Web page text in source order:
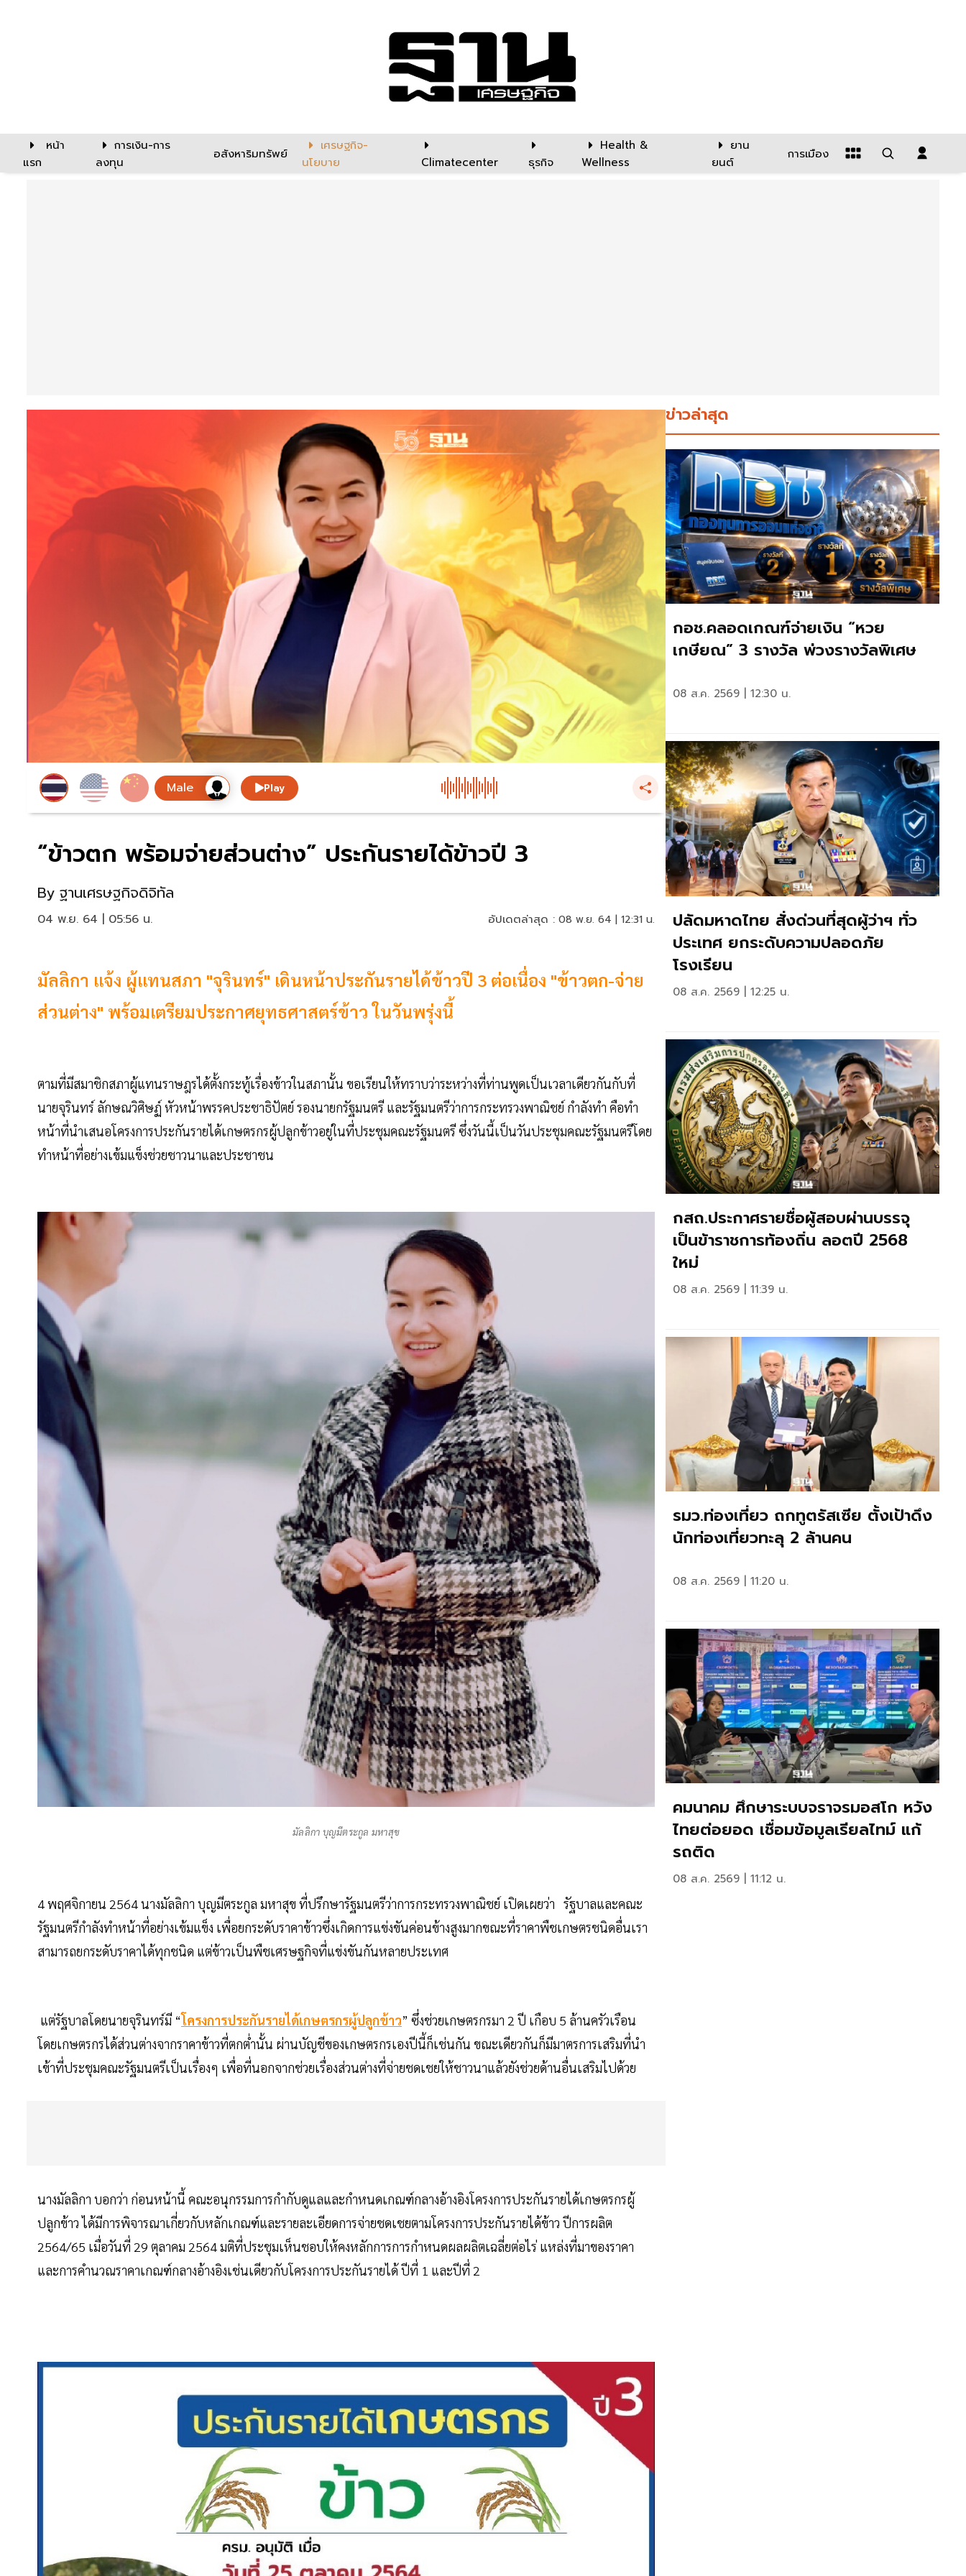
หน้า
แรก
การเงิน-การ
ลงทุน
อสังหาริมทรัพย์
เศรษฐกิจ-
นโยบาย
Climatecenter ธุรกิจ
Health &
Wellness
ยาน
ยนต์
การเมือง
Play
“ข้าวตก พร้อมจ่ายส่วนต่าง” ประกันรายได้ข้าวปี 3
By ฐานเศรษฐกิจดิจิทัล
04 พ.ย. 64 | 05:56 น. อัปเดตล่าสุด : 08 พ.ย. 64 | 12:31 น.
มัลลิกา แจ้ง ผู้แทนสภา "จุรินทร์" เดินหน้าประกันรายได้ข้าวปี 3 ต่อเนื่อง "ข้าวตก-จ่าย
ส่วนต่าง" พร้อมเตรียมประกาศยุทธศาสตร์ข้าว ในวันพรุ่งนี้
ตามที่มีสมาชิกสภาผู้แทนราษฎรได้ตั้งกระทู้เรื่องข้าวในสภานั้น ขอเรียนให้ทราบว่าระหว่างที่ท่านพูดเป็นเวลาเดียวกันกับที่
นายจุรินทร์ ลักษณวิศิษฏ์ หัวหน้าพรรคประชาธิปัตย์ รองนายกรัฐมนตรี และรัฐมนตรีว่าการกระทรวงพาณิชย์ กำลังทำ คือทำ
หน้าที่นำเสนอโครงการประกันรายได้เกษตรกรผู้ปลูกข้าวอยู่ในที่ประชุมคณะรัฐมนตรี ซึ่งวันนี้เป็นวันประชุมคณะรัฐมนตรีโดย
ทำหน้าที่อย่างเข้มแข็งช่วยชาวนาและประชาชน
มัลลิกา บุญมีตระกูล มหาสุข
4 พฤศจิกายน 2564 นางมัลลิกา บุญมีตระกูล มหาสุข ที่ปรึกษารัฐมนตรีว่าการกระทรวงพาณิชย์ เปิดเผยว่า รัฐบาลและคณะ
รัฐมนตรีกำลังทำหน้าที่อย่างเข้มแข็ง เพื่อยกระดับราคาข้าวซึ่งเกิดการแข่งขันค่อนข้างสูงมากขณะที่ราคาพืชเกษตรชนิดอื่นเรา
สามารถยกระดับราคาได้ทุกชนิด แต่ข้าวเป็นพืชเศรษฐกิจที่แข่งขันกันหลายประเทศ
แต่รัฐบาลโดยนายจุรินทร์มี “โครงการประกันรายได้เกษตรกรผู้ปลูกข้าว” ซึ่งช่วยเกษตรกรมา 2 ปี เกือบ 5 ล้านครัวเรือน
โดยเกษตรกรได้ส่วนต่างจากราคาข้าวที่ตกต่ำนั้น ผ่านบัญชีของเกษตรกรเองปีนี้ก็เช่นกัน ขณะเดียวกันก็มีมาตรการเสริมที่นำ
เข้าที่ประชุมคณะรัฐมนตรีเป็นเรื่องๆ เพื่อที่นอกจากช่วยเรื่องส่วนต่างที่จ่ายชดเชยให้ชาวนาแล้วยังช่วยด้านอื่นเสริมไปด้วย
นางมัลลิกา บอกว่า ก่อนหน้านี้ คณะอนุกรรมการกำกับดูแลและกำหนดเกณฑ์กลางอ้างอิงโครงการประกันรายได้เกษตรกรผู้
ปลูกข้าว ได้มีการพิจารณาเกี่ยวกับหลักเกณฑ์และรายละเอียดการจ่ายชดเชยตามโครงการประกันรายได้ข้าว ปีการผลิต
2564/65 เมื่อวันที่ 29 ตุลาคม 2564 มติที่ประชุมเห็นชอบให้คงหลักการการกำหนดผลผลิตเฉลี่ยต่อไร่ แหล่งที่มาของราคา
และการคำนวณราคาเกณฑ์กลางอ้างอิงเช่นเดียวกับโครงการประกันรายได้ ปีที่ 1 และปีที่ 2
ข่าวล่าสุด
กอช.คลอดเกณฑ์จ่ายเงิน “หวย
เกษียณ” 3 รางวัล พ่วงรางวัลพิเศษ
08 ส.ค. 2569 | 12:30 น.
ปลัดมหาดไทย สั่งด่วนที่สุดผู้ว่าฯ ทั่ว
ประเทศ ยกระดับความปลอดภัย
โรงเรียน
08 ส.ค. 2569 | 12:25 น.
กสถ.ประกาศรายชื่อผู้สอบผ่านบรรจุ
เป็นข้าราชการท้องถิ่น ลอตปี 2568
ใหม่
08 ส.ค. 2569 | 11:39 น.
รมว.ท่องเที่ยว ถกทูตรัสเซีย ตั้งเป้าดึง
นักท่องเที่ยวทะลุ 2 ล้านคน
08 ส.ค. 2569 | 11:20 น.
คมนาคม ศึกษาระบบจราจรมอสโก หวัง
ไทยต่อยอด เชื่อมข้อมูลเรียลไทม์ แก้
รถติด
08 ส.ค. 2569 | 11:12 น.